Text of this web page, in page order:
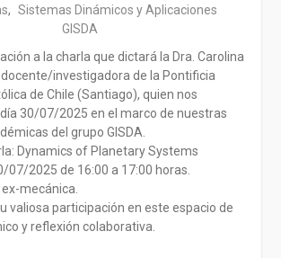
, Sistemas Dinámicos y Aplicaciones
GISDA
a la charla que dictará la Dra. Carolina
investigadora de la Pontificia
de Chile (Santiago), quien nos
30/07/2025 en el marco de nuestras
del grupo GISDA.
Dynamics of Planetary Systems
07/2025 de 16:00 a 17:00 horas.
ex-mecánica.
valiosa participación en este espacio de
y reflexión colaborativa.